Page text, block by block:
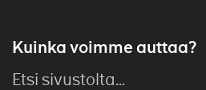
Kuinka voimme auttaa?